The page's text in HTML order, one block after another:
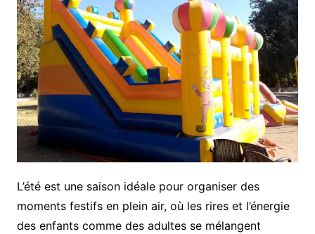
L’été est une saison idéale pour organiser des
moments festifs en plein air, où les rires et l’énergie
des enfants comme des adultes se mélangent